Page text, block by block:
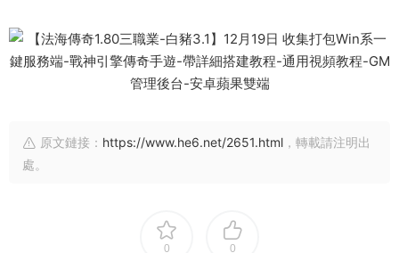
原文鏈接： https://www.he6.net/2651.html ，轉載請注明出
處。
0 0